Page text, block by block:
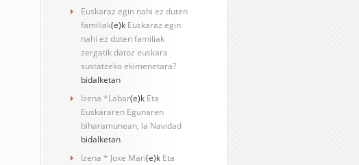
Euskaraz egin nahi ez duten
familiak(e)k Euskaraz egin
nahi ez duten familiak
zergatik datoz euskara
sustatzeko ekimenetara?
bidalketan
Izena *Labar(e)k Eta
Euskararen Egunaren
biharamunean, la Navidad
bidalketan
Izena * Joxe Mari(e)k Eta